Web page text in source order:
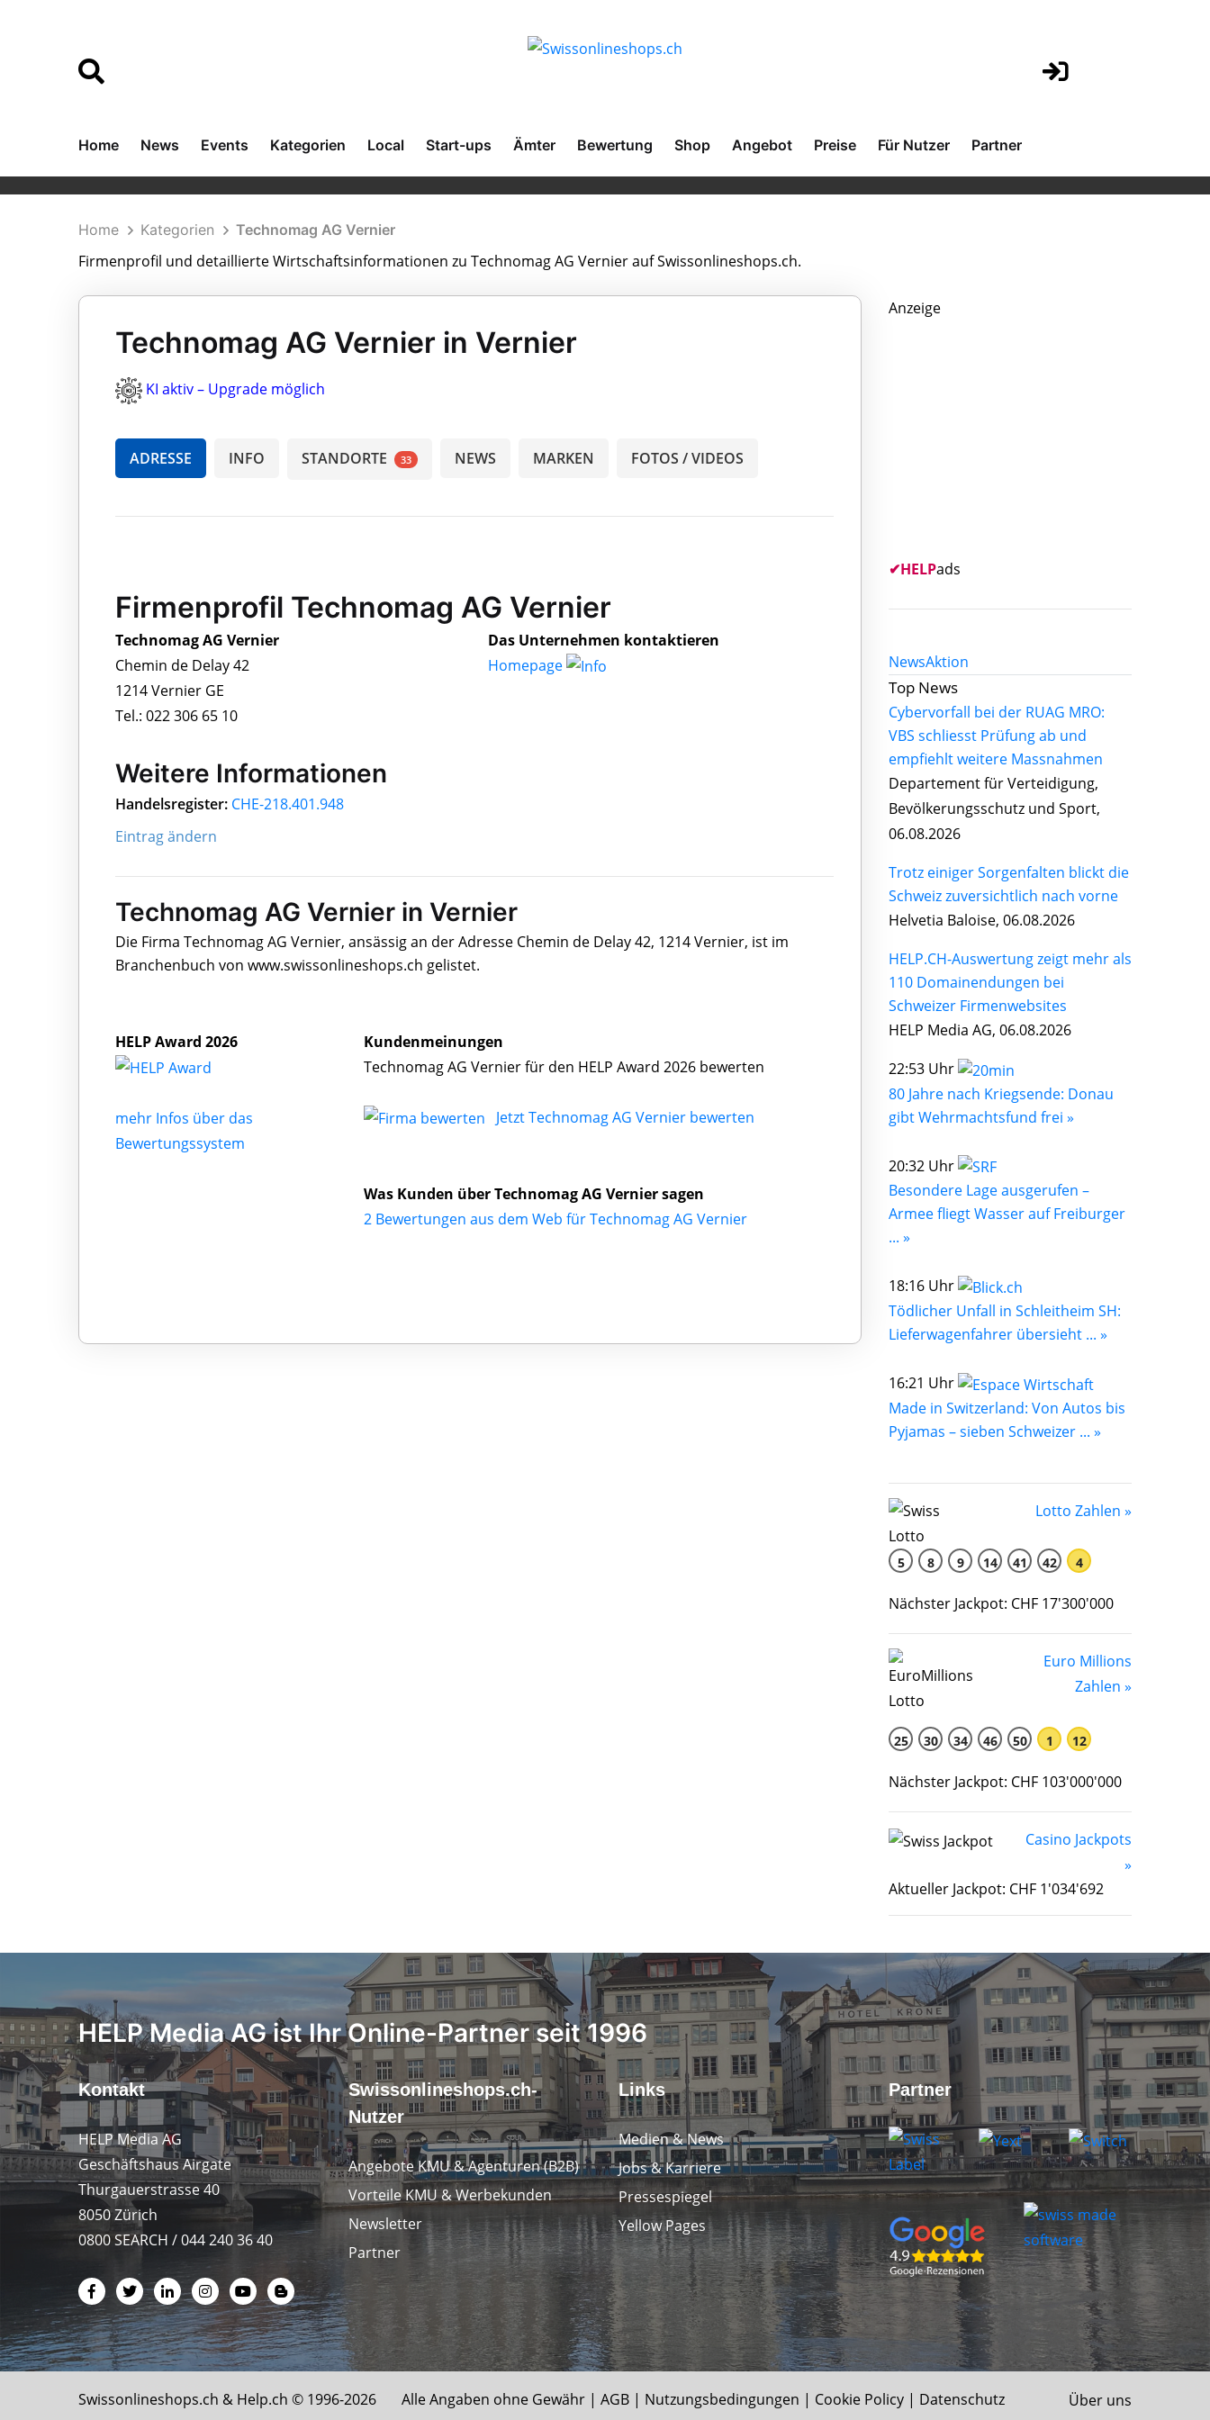
Home News Events Kategorien Local Start-ups Ämter Bewertung Shop Angebot Preise Für Nutzer Partner
Home Kategorien Technomag AG Vernier
Firmenprofil und detaillierte Wirtschaftsinformationen zu Technomag AG Vernier auf Swissonlineshops.ch.
Technomag AG Vernier in Vernier
KI aktiv – Upgrade möglich
ADRESSE INFO STANDORTE 33 NEWS MARKEN FOTOS / VIDEOS
Firmenprofil Technomag AG Vernier
Technomag AG Vernier
Chemin de Delay 42
1214 Vernier GE
Tel.: 022 306 65 10
Das Unternehmen kontaktieren
Homepage
Weitere Informationen
Handelsregister: CHE-218.401.948
Eintrag ändern
Technomag AG Vernier in Vernier
Die Firma Technomag AG Vernier, ansässig an der Adresse Chemin de Delay 42, 1214 Vernier, ist im
Branchenbuch von www.swissonlineshops.ch gelistet.
HELP Award 2026
mehr Infos über das
Bewertungssystem
Kundenmeinungen
Technomag AG Vernier für den HELP Award 2026 bewerten
Jetzt Technomag AG Vernier bewerten
Was Kunden über Technomag AG Vernier sagen
2 Bewertungen aus dem Web für Technomag AG Vernier
Anzeige
✔HELPads
NewsAktion
Top News
Cybervorfall bei der RUAG MRO:
VBS schliesst Prüfung ab und
empfiehlt weitere Massnahmen
Departement für Verteidigung,
Bevölkerungsschutz und Sport,
06.08.2026
Trotz einiger Sorgenfalten blickt die
Schweiz zuversichtlich nach vorne
Helvetia Baloise, 06.08.2026
HELP.CH-Auswertung zeigt mehr als
110 Domainendungen bei
Schweizer Firmenwebsites
HELP Media AG, 06.08.2026
22:53 Uhr
80 Jahre nach Kriegsende: Donau
gibt Wehrmachtsfund frei »
20:32 Uhr
Besondere Lage ausgerufen –
Armee fliegt Wasser auf Freiburger
... »
18:16 Uhr
Tödlicher Unfall in Schleitheim SH:
Lieferwagenfahrer übersieht ... »
16:21 Uhr
Made in Switzerland: Von Autos bis
Pyjamas – sieben Schweizer ... »
Lotto Zahlen »
5 8 9 14 41 42 4
Nächster Jackpot: CHF 17'300'000
Euro Millions
Zahlen »
25 30 34 46 50 1 12
Nächster Jackpot: CHF 103'000'000
Casino Jackpots
»
Aktueller Jackpot: CHF 1'034'692
HELP Media AG ist Ihr Online-Partner seit 1996
Kontakt
HELP Media AG
Geschäftshaus Airgate
Thurgauerstrasse 40
8050 Zürich
0800 SEARCH / 044 240 36 40
Swissonlineshops.ch-
Nutzer
Angebote KMU & Agenturen (B2B)
Vorteile KMU & Werbekunden
Newsletter
Partner
Links
Medien & News
Jobs & Karriere
Pressespiegel
Yellow Pages
Partner
Swissonlineshops.ch & Help.ch © 1996-2026 Alle Angaben ohne Gewähr | AGB | Nutzungsbedingungen | Cookie Policy | Datenschutz Über uns